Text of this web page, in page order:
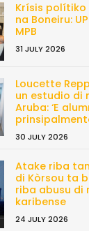
Krísis
na Boneiru:
MPB
31 JULY 2026
Loucette
un estudio di
Aruba: ‘E
30 JULY 2026
Atake riba
di Kòrsou ta
riba abusu di
karibense
24 JULY 2026